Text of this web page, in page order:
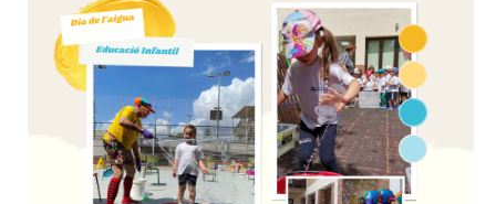
Fotografies